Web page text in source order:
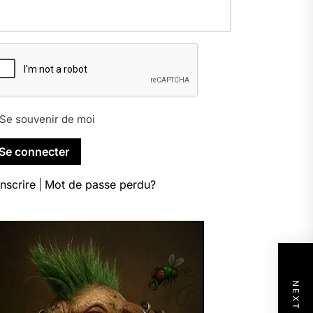
souvenir de moi
Mot de passe perdu?